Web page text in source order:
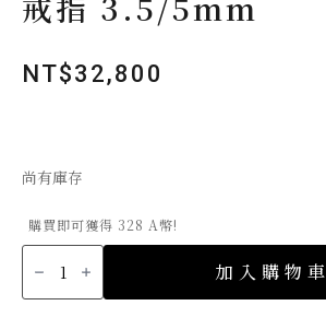
NT$32,800
尚有庫存
購買即可獲得 328 A幣!
K18
Akoya
加入購物車